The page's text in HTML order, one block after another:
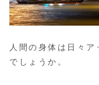
人間の身体は日々
でしょうか。